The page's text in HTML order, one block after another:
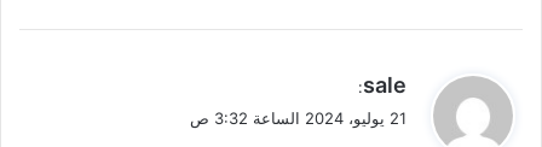
ي
ق
sale
:
21 يوليو، 2024 الساعة 3:32 ص